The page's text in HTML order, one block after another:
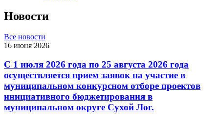
Новости
Все новости
16 июня 2026
С 1 июля 2026 года по 25 августа 2026 года
осуществляется прием заявок на участие в
муниципальном конкурсном отборе проектов
инициативного бюджетирования в
муниципальном округе Сухой Лог.